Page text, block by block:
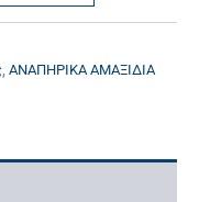
, ΑΝΑΠΗΡΙΚΑ ΑΜΑΞΙΔΙΑ